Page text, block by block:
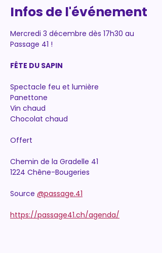
Infos de l'événement
Mercredi 3 décembre dès 17h30 au
Passage 41 !
FÊTE DU SAPIN
Spectacle feu et lumière
Panettone
Vin chaud
Chocolat chaud
Offert
Chemin de la Gradelle 41
1224 Chêne-Bougeries
Source @passage.41
https://passage41.ch/agenda/